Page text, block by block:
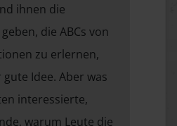
ihnen die
die ABCs von
zu erlernen,
Idee. Aber was
interessierte,
warum Leute die